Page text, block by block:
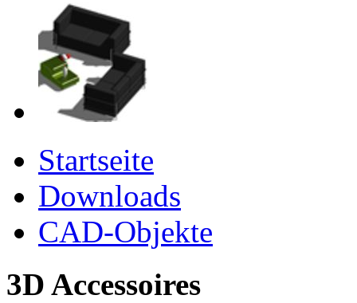
Startseite
Downloads
CAD-Objekte
3D Accessoires